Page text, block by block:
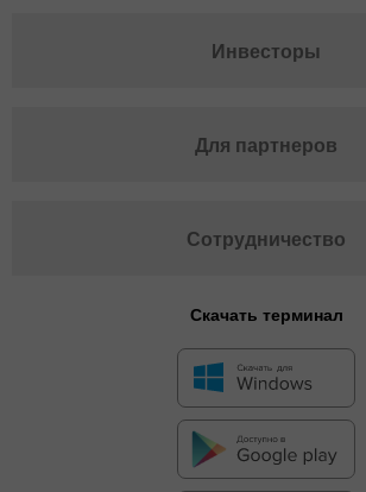
Инвесторы
Для партнеров
Сотрудничество
Скачать терминал